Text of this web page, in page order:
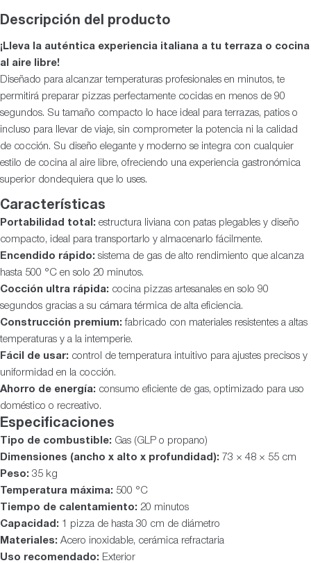
Descripción del producto
¡Lleva la auténtica experiencia italiana a tu terraza o cocina
al aire libre!
Diseñado para alcanzar temperaturas profesionales en minutos, te
permitirá preparar pizzas perfectamente cocidas en menos de 90
segundos. Su tamaño compacto lo hace ideal para terrazas, patios o
incluso para llevar de viaje, sin comprometer la potencia ni la calidad
de cocción. Su diseño elegante y moderno se integra con cualquier
estilo de cocina al aire libre, ofreciendo una experiencia gastronómica
superior dondequiera que lo uses.
Características
Portabilidad total: estructura liviana con patas plegables y diseño
compacto, ideal para transportarlo y almacenarlo fácilmente.
Encendido rápido: sistema de gas de alto rendimiento que alcanza
hasta 500 °C en solo 20 minutos.
Cocción ultra rápida: cocina pizzas artesanales en solo 90
segundos gracias a su cámara térmica de alta eficiencia.
Construcción premium:fabricado con materiales resistentes a altas
temperaturas y a la intemperie.
Fácil de usar: control de temperatura intuitivo para ajustes precisos y
uniformidad en la cocción.
Ahorro de energía: consumo eficiente de gas, optimizado para uso
doméstico o recreativo.
Especificaciones
Tipo de combustible: Gas (GLP o propano)
Dimensiones (ancho x alto x profundidad): 73 × 48 × 55 cm
Peso: 35 kg
Temperatura máxima: 500 °C
Tiempo de calentamiento: 20 minutos
Capacidad: 1 pizza de hasta 30 cm de diámetro
Materiales: Acero inoxidable, cerámica refractaria
Uso recomendado: Exterior